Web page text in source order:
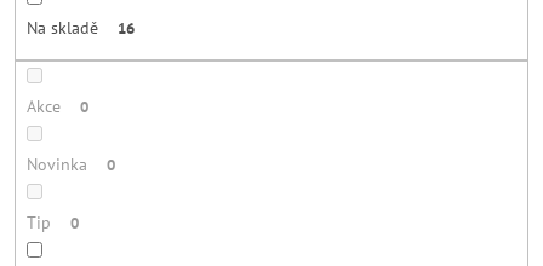
Na skladě 16
Akce 0
Novinka 0
Tip 0